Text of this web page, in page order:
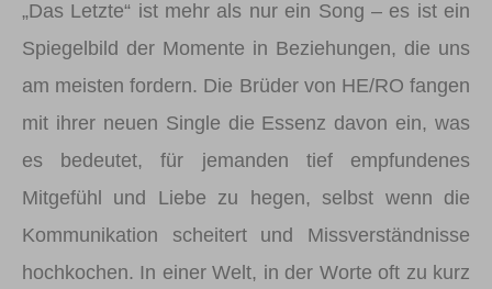
„Das Letzte“ ist mehr als nur ein Song – es ist ein
Spiegelbild der Momente in Beziehungen, die uns
am meisten fordern. Die Brüder von HE/RO fangen
mit ihrer neuen Single die Essenz davon ein, was
es bedeutet, für jemanden tief empfundenes
Mitgefühl und Liebe zu hegen, selbst wenn die
Kommunikation scheitert und Missverständnisse
hochkochen. In einer Welt, in der Worte oft zu kurz